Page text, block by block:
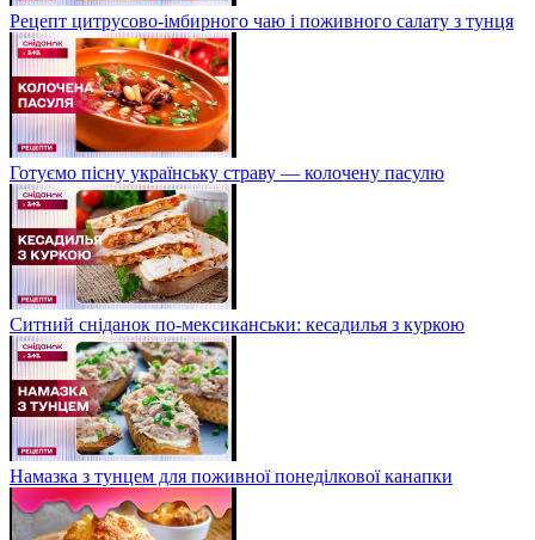
Рецепт цитрусово-імбирного чаю і поживного салату з тунця
Готуємо пісну українську страву — колочену пасулю
Ситний сніданок по-мексиканськи: кесадилья з куркою
Намазка з тунцем для поживної понеділкової канапки